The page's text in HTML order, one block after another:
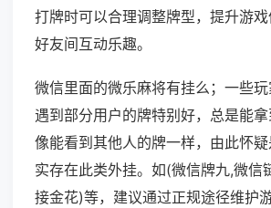
打牌时可以合理调整牌型，提升游
好友间互动乐趣。
微信里面的微乐麻将有挂么；一些
遇到部分用户的牌特别好，总是能
像能看到其他人的牌一样，由此怀
实存在此类外挂。如(微信牌九,微信
接金花)等，建议通过正规途径维护游